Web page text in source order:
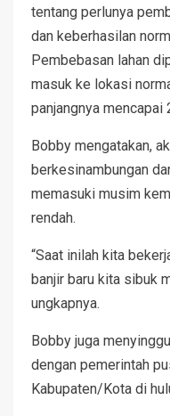
tentang perlunya
dan keberhasilan
Pembebasan lahan
masuk ke lokasi
panjangnya mencapai
Bobby mengatakan,
berkesinambungan
memasuki musim
rendah.
“Saat inilah kita
banjir baru kita sibuk
ungkapnya.
Bobby juga
dengan pemerintah
Kabupaten/Kota di